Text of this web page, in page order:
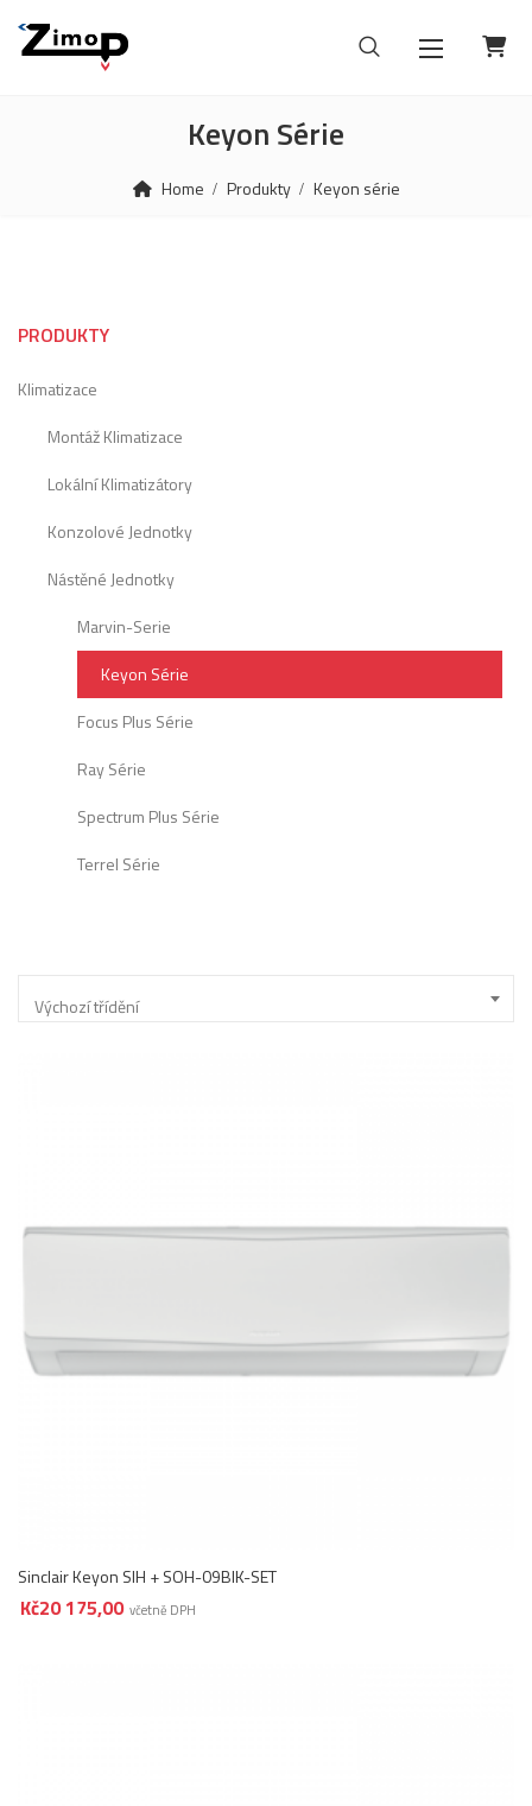
Keyon Série
Home Produkty Keyon série
PRODUKTY
Klimatizace
Montáž Klimatizace
Lokální Klimatizátory
Konzolové Jednotky
Nástěné Jednotky
Marvin-Serie
Keyon Série
Focus Plus Série
Ray Série
Spectrum Plus Série
Terrel Série
Výchozí třídění
Sinclair Keyon SIH + SOH-09BIK-SET
Kč20 175,00 včetně DPH